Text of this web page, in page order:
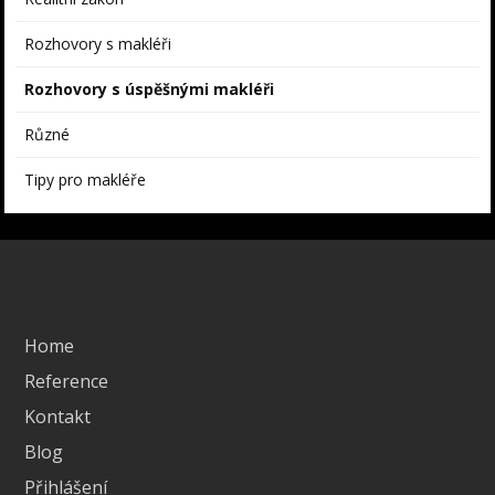
Rozhovory s makléři
Rozhovory s úspěšnými makléři
Různé
Tipy pro makléře
Home
Reference
Kontakt
Blog
Přihlášení